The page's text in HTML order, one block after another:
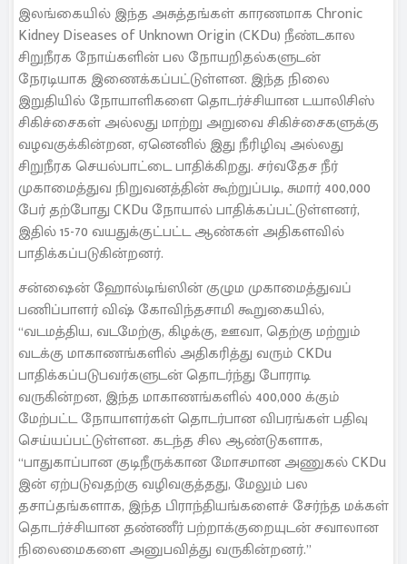
இலங்கையில் இந்த அசுத்தங்கள் காரணமாக Chronic
Kidney Diseases of Unknown Origin (CKDu) நீண்டகால
சிறுநீரக நோய்களின் பல நோயறிதல்களுடன்
நேரடியாக இணைக்கப்பட்டுள்ளன. இந்த நிலை
இறுதியில் நோயாளிகளை தொடர்ச்சியான டயாலிசிஸ்
சிகிச்சைகள் அல்லது மாற்று அறுவை சிகிச்சைகளுக்கு
வழவகுக்கின்றன, ஏனெனில் இது நீரிழிவு அல்லது
சிறுநீரக செயல்பாட்டை பாதிக்கிறது. சர்வதேச நீர்
முகாமைத்துவ நிறுவனத்தின் கூற்றுப்படி, சுமார் 400,000
பேர் தற்போது CKDu நோயால் பாதிக்கப்பட்டுள்ளனர்,
இதில் 15-70 வயதுக்குட்பட்ட ஆண்கள் அதிகளவில்
பாதிக்கப்படுகின்றனர்.
சன்ஷைன் ஹோல்டிங்ஸின் குழும முகாமைத்துவப்
பணிப்பாளர் விஷ் கோவிந்தசாமி கூறுகையில்,
“வடமத்திய, வடமேற்கு, கிழக்கு, ஊவா, தெற்கு மற்றும்
வடக்கு மாகாணங்களில் அதிகரித்து வரும் CKDu
பாதிக்கப்படுபவர்களுடன் தொடர்ந்து போராடி
வருகின்றன, இந்த மாகாணங்களில் 400,000 க்கும்
மேற்பட்ட நோயாளர்கள் தொடர்பான விபரங்கள் பதிவு
செய்யப்பட்டுள்ளன. கடந்த சில ஆண்டுகளாக,
“பாதுகாப்பான குடிநீருக்கான மோசமான அணுகல் CKDu
இன் ஏற்படுவதற்கு வழிவகுத்தது, மேலும் பல
தசாப்தங்களாக, இந்த பிராந்தியங்களைச் சேர்ந்த மக்கள்
தொடர்ச்சியான தண்ணீர் பற்றாக்குறையுடன் சவாலான
நிலைமைகளை அனுபவித்து வருகின்றனர்.”